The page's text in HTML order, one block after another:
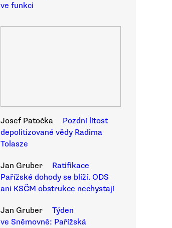
ve funkci
Josef Patočka
Pozdní lítost
depolitizované vědy Radima
Tolasze
Jan Gruber
Ratifikace
Pařížské dohody se blíží. ODS
ani KSČM obstrukce nechystají
Jan Gruber
Týden
ve Sněmovně: Pařížská